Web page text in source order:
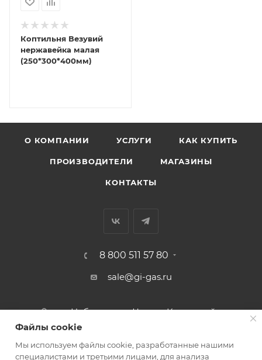
Коптильня Везувий
нержавейка малая
(250*300*400мм)
О КОМПАНИИ УСЛУГИ КАК КУПИТЬ
ПРОИЗВОДИТЕЛИ МАГАЗИНЫ
КОНТАКТЫ
8 800 511 57 80
sale@gi-gas.ru
г. Набережные Челны, Казанский
ПОДПИСАТЬСЯ НА РАССЫЛКУ
Файлы cookie
Мы используем файлы cookie, разработанные нашими
специалистами и третьими лицами, для анализа